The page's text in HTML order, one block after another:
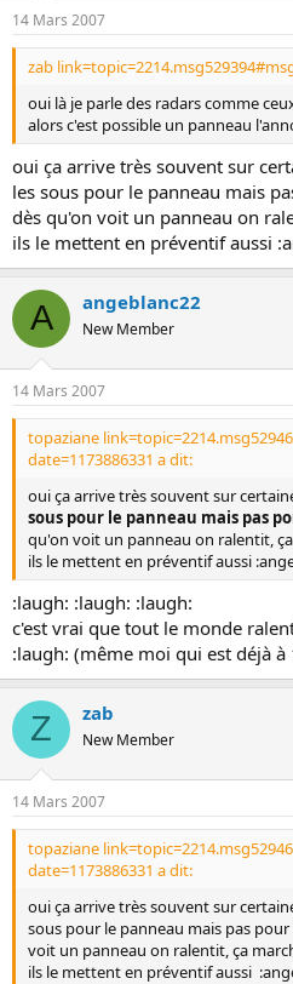
14 Mars 2007
zab
oui là je parle des radars comme
alors c'est possible un panneau
oui ça arrive très souvent sur
les sous pour le panneau mais
dès qu'on voit un panneau on
ils le mettent en préventif aussi
A angeblanc22
New Member
14 Mars 2007
topaziane
date=1173886331 a dit:
oui ça arrive très souvent sur
sous pour le panneau mais pas
qu'on voit un panneau on ralentit,
ils le mettent en préventif aussi
:laugh: :laugh: :laugh:
c'est vrai que tout le monde
:laugh: (même moi qui est déjà
Z zab
New Member
14 Mars 2007
topaziane
date=1173886331 a dit:
oui ça arrive très souvent sur
sous pour le panneau mais pas
voit un panneau on ralentit, ça
ils le mettent en préventif aussi